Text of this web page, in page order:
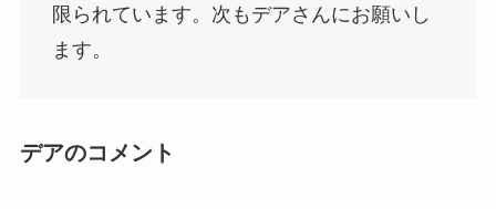
限られています。次もデアさんにお願いし
ます。
デアのコメント